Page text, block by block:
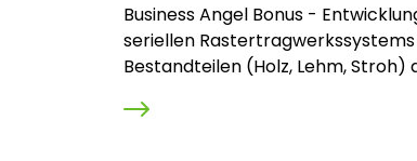
Business Angel Bonus -
seriellen
Bestandteilen (Holz, Lehm, Stroh)